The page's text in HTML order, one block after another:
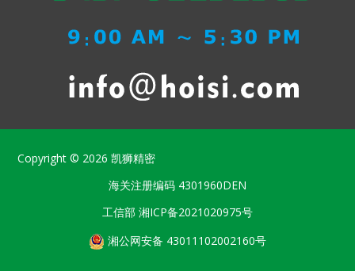
Copyright © 2026凯狮精密
海关注册编码 4301960DEN
工信部 湘ICP备2021020975号
湘公网安备 43011102002160号